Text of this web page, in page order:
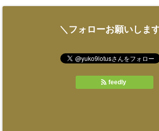
＼フォローお願いしま
feedly